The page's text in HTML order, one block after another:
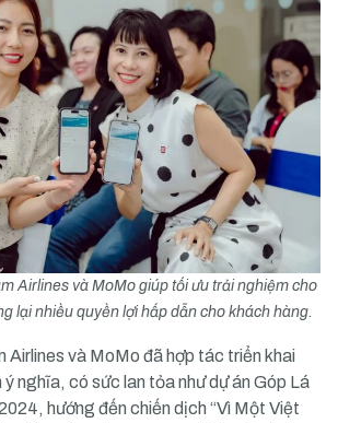
Airlines và MoMo giúp tối ưu trải nghiệm cho
lại nhiều quyền lợi hấp dẫn cho khách hàng.
Airlines và MoMo đã hợp tác triển khai
ý nghĩa, có sức lan tỏa như dự án Góp Lá
hướng đến chiến dịch “Vì Một Việt